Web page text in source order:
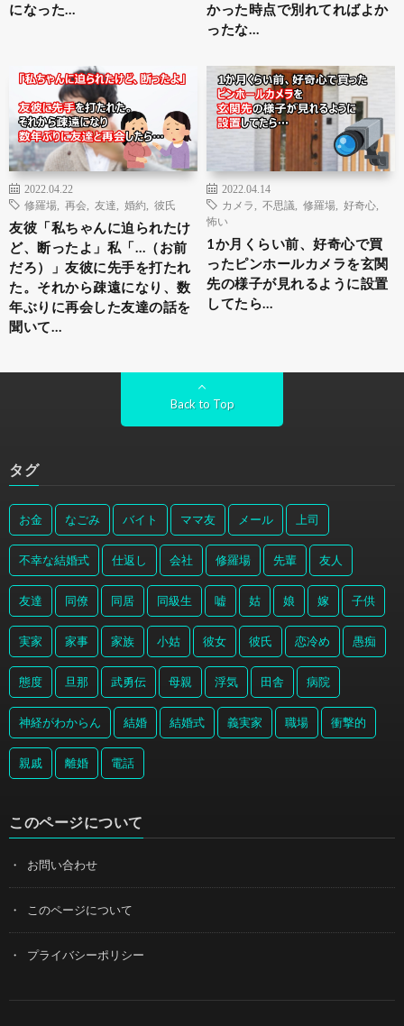
になった…
かった時点で別れてればよか
ったな…
2022.04.22
修羅場
再会 友達 婚約 彼氏
友彼「私ちゃんに迫られたけ
ど、断ったよ」私「…（お前
だろ）」友彼に先手を打たれ
た。それから疎遠になり、数
年ぶりに再会した友達の話を
聞いて…
2022.04.14
カメラ
不思議 修羅場 好奇心
怖い
1か月くらい前、好奇心で買
ったピンホールカメラを玄関
先の様子が見れるように設置
してたら…
Back to Top
タグ
お金 なごみ バイト ママ友 メール 上司
不幸な結婚式 仕返し 会社 修羅場 先輩 友人
友達 同僚 同居 同級生 嘘 姑 娘 嫁 子供
実家 家事 家族 小姑 彼女 彼氏 恋冷め 愚痴
態度 旦那 武勇伝 母親 浮気 田舎 病院
神経がわからん 結婚 結婚式 義実家 職場 衝撃的
親戚 離婚 電話
このページについて
お問い合わせ
このページについて
プライバシーポリシー